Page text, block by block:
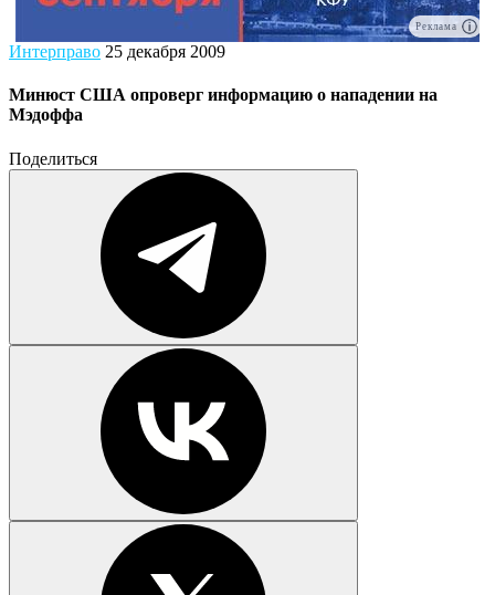
Реклама
Интерправо 25 декабря 2009
Минюст США опроверг информацию о нападении на
Мэдоффа
Поделиться